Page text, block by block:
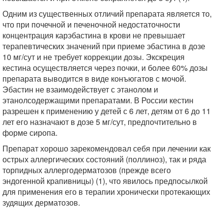
Одним из существенных отличий препарата является то,
что при почечной и печеночной недостаточности
концентрация карэбастина в крови не превышает
терапевтических значений при приеме эбастина в дозе
10 мг/сут и не требует коррекции дозы. Экскреция
кестина осуществляется через почки, и более 60% дозы
препарата выводится в виде конъюгатов с мочой.
Эбастин не взаимодействует с этанолом и
этанолсодержащими препаратами. В России кестин
разрешен к применению у детей с 6 лет, детям от 6 до 11
лет его назначают в дозе 5 мг/сут, предпочтительно в
форме сиропа.
Препарат хорошо зарекомендовал себя при лечении как
острых аллергических состояний (поллиноз), так и ряда
торпидных аллергодерматозов (прежде всего
эндогенной крапивницы) (1), что явилось предпосылкой
для применения его в терапии хронически протекающих
зудящих дерматозов.